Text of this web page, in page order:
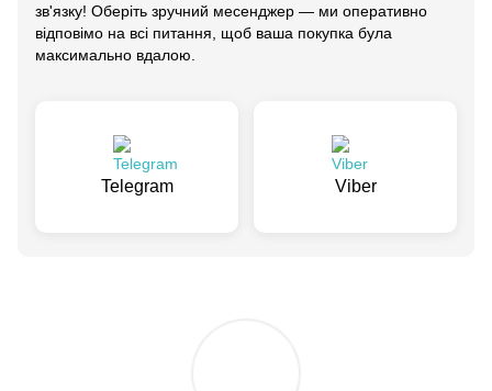
зв'язку! Оберіть зручний месенджер — ми оперативно
відповімо на всі питання, щоб ваша покупка була
максимально вдалою.
Telegram Viber